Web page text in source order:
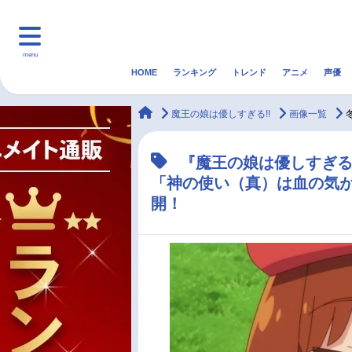
menu
マンガ・ラノベ ゲーム・アプリ 音楽
声優記事一覧
HOME ランキング トレンド アニメ 声優
animateTimes
魔王の娘は優しすぎる!! 画像一覧
『魔王の娘は優しすぎ
「神の使い（真）は血の
開！